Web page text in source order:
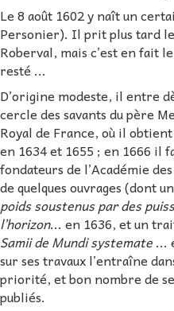
Le 8 août 1602 y naît un
Personier). Il prit plus tard
Roberval, mais c’est en fait
resté ...
D’origine modeste, il entre
cercle des savants du père
Royal de France, où il
en 1634 et 1655 ; en 1666 il
fondateurs de l’Académie
de quelques ouvrages (dont un
poids soustenus par des
l’horizon... en 1636, et un
Samii de Mundi systemate...
sur ses travaux l’entraîne
priorité, et bon nombre de
publiés.